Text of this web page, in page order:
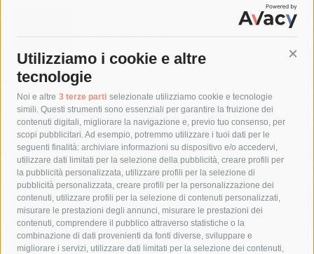
Utilizziamo i cookie e altre
tecnologie
Noi e altre 3 terze parti selezionate utilizziamo cookie e tecnologie
simili. Questi strumenti sono essenziali per garantire la fruizione dei
contenuti digitali, migliorare la navigazione e, previo tuo consenso, per
scopi pubblicitari. Ad esempio, potremmo utilizzare i tuoi dati per le
seguenti finalità: archiviare informazioni su dispositivo e/o accedervi,
utilizzare dati limitati per la selezione della pubblicità, creare profili per
la pubblicità personalizzata, utilizzare profili per la selezione di
pubblicità personalizzata, creare profili per la personalizzazione dei
contenuti, utilizzare profili per la selezione di contenuti personalizzati,
misurare le prestazioni degli annunci, misurare le prestazioni dei
contenuti, comprendere il pubblico attraverso statistiche o la
combinazione di dati provenienti da fonti diverse, sviluppare e
migliorare i servizi, utilizzare dati limitati per la selezione dei contenuti,
Domani e sabato interrotta la linea Eav
Napoli-Sorrento
Tag
acqua allerta meteo
anas
area marina protetta di punta campanella
arresto
Asl Napoli 3 sud
capitaneria di porto capri
carabinieri
castellammare di stabia
circumvesuviana
comune di sorrento
concerto
contagi
costiera amalfitana
covid-19 eav
elezioni